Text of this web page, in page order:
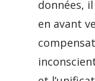
données,
en avant